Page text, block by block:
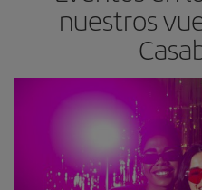
nuestros